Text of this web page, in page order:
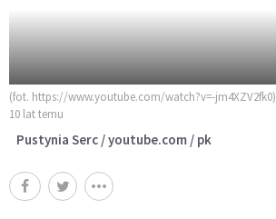
(fot. https://www.youtube.com/watch?v=-jm4XZV2fk0)
10 lat temu
Pustynia Serc / youtube.com / pk